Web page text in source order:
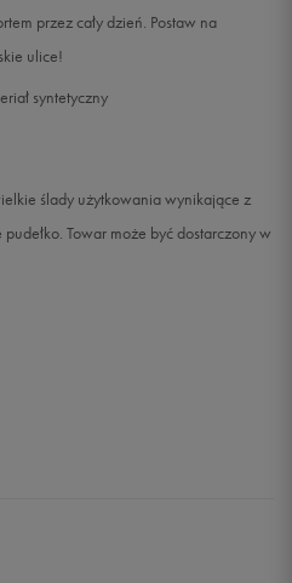
Powiadom o dostępności
Powiadom o dostępności
przez cały dzień. Postaw na
ulice!
syntetyczny
ślady użytkowania wynikające z
Towar może być dostarczony w